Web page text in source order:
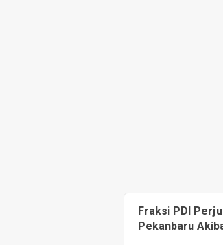
Fraksi PDI
Pekanbaru